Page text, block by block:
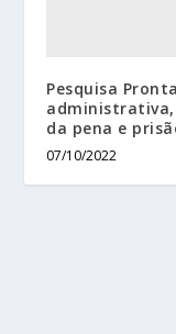
Pesquisa
administrativa,
da pena e
07/10/2022